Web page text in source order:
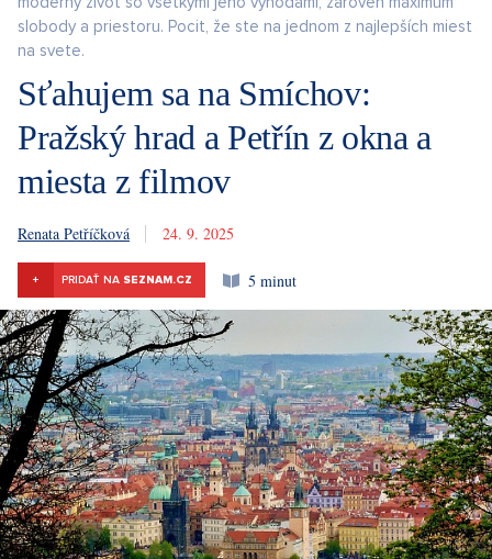
slobody a priestoru. Pocit, že ste na jednom z najlepších miest
na svete.
Sťahujem sa na Smíchov:
Pražský hrad a Petřín z okna a
miesta z filmov
Renata Petříčková 24. 9. 2025
+ PRIDAŤ NA SEZNAM.CZ 5 minut